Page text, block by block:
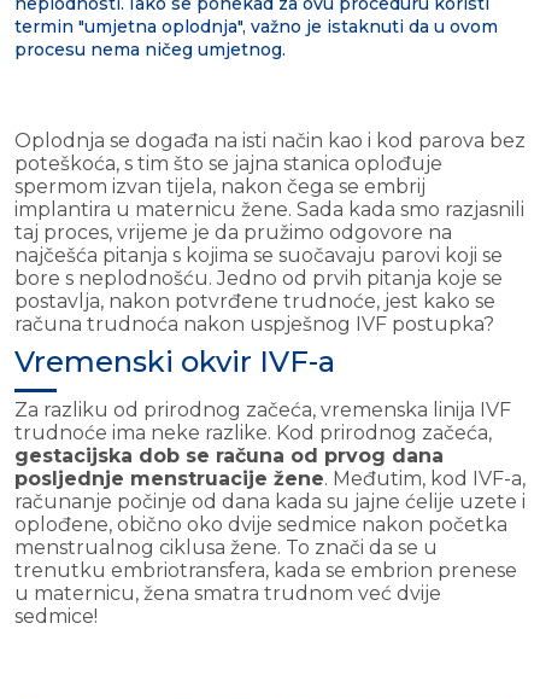
termin "umjetna oplodnja", važno je istaknuti da u ovom
procesu nema ničeg umjetnog.
Oplodnja se događa na isti način kao i kod parova bez
poteškoća, s tim što se jajna stanica oplođuje
spermom izvan tijela, nakon čega se embrij
implantira u maternicu žene. Sada kada smo razjasnili
taj proces, vrijeme je da pružimo odgovore na
najčešća pitanja s kojima se suočavaju parovi koji se
bore s neplodnošću. Jedno od prvih pitanja koje se
postavlja, nakon potvrđene trudnoće, jest kako se
računa trudnoća nakon uspješnog IVF postupka?
Vremenski okvir IVF-a
Za razliku od prirodnog začeća, vremenska linija IVF
trudnoće ima neke razlike. Kod prirodnog začeća,
gestacijska dob se računa od prvog dana
posljednje menstruacije žene. Međutim, kod IVF-a,
računanje počinje od dana kada su jajne ćelije uzete i
oplođene, obično oko dvije sedmice nakon početka
menstrualnog ciklusa žene. To znači da se u
trenutku embriotransfera, kada se embrion prenese
u maternicu, žena smatra trudnom već dvije
sedmice!